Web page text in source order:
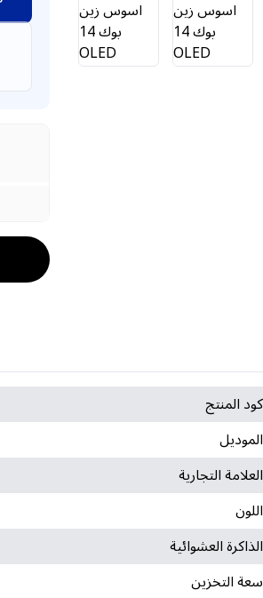
كود المنتج
الموديل
العلامة التجارية
اللون
الذاكرة العشوائية
سعة التخزين